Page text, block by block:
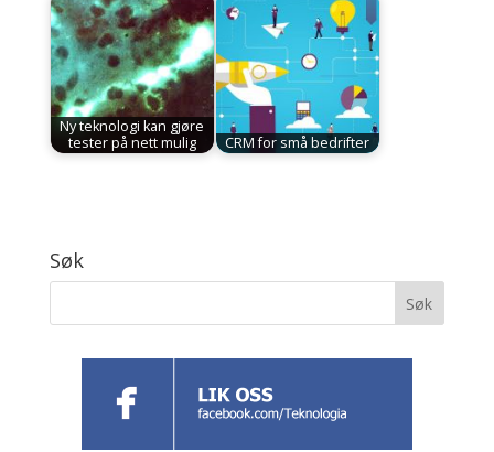
Ny teknologi kan gjøre
tester på nett mulig
CRM for små bedrifter
Søk